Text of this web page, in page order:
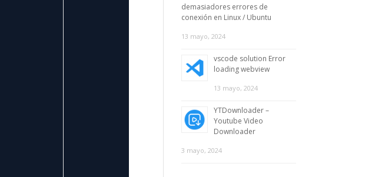
demasiadores errores de
conexión en Linux / Ubuntu
13 mayo, 2024
vscode solution Error
loading webview
13 mayo, 2024
YTDownloader –
Youtube Video
Downloader
3 mayo, 2024